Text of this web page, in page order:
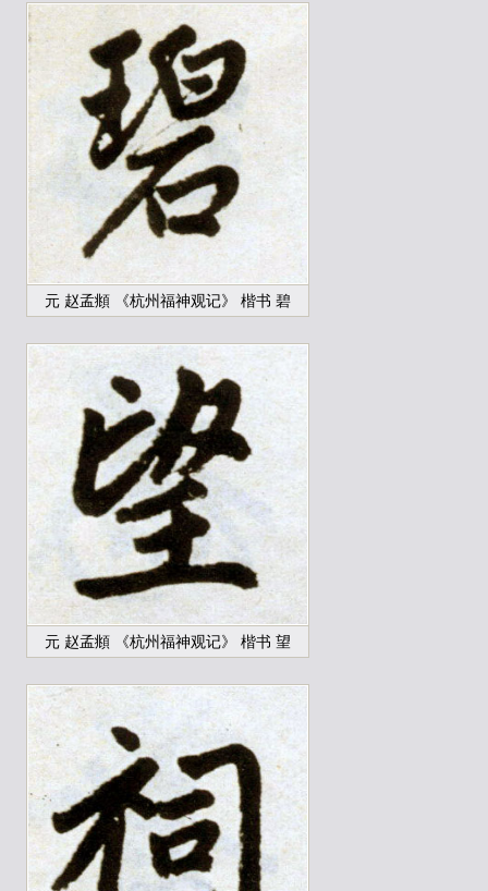
元 赵孟頫 《杭州福神观记》 楷书 碧
元 赵孟頫 《杭州福神观记》 楷书 望